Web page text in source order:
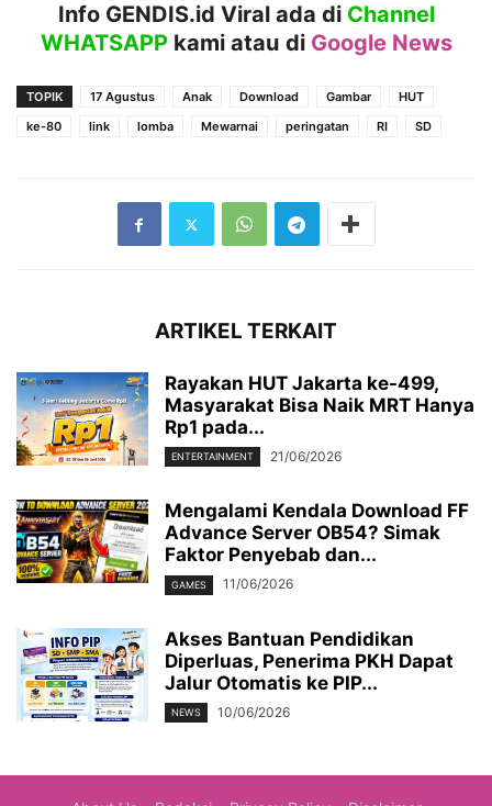
Info GENDIS.id Viral ada di Channel
WHATSAPPkami atau di Google News
TOPIK 17 Agustus Anak Download Gambar
HUT
ke-80
link lomba Mewarnai peringatan RI SD
ARTIKEL TERKAIT
Rayakan HUT Jakarta ke-499,
Masyarakat Bisa Naik MRT Hanya
Rp1 pada...
ENTERTAINMENT 21/06/2026
Mengalami Kendala Download FF
Advance Server OB54? Simak
Faktor Penyebab dan...
GAMES 11/06/2026
Akses Bantuan Pendidikan
Diperluas, Penerima PKH Dapat
Jalur Otomatis ke PIP...
NEWS 10/06/2026